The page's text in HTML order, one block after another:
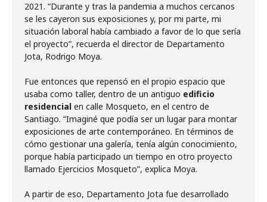
2021. “Durante y tras la pandemia a muchos cercanos
se les cayeron sus exposiciones y, por mi parte, mi
situación laboral había cambiado a favor de lo que sería
el proyecto”, recuerda el director de Departamento
Jota, Rodrigo Moya.
Fue entonces que repensó en el propio espacio que
usaba como taller, dentro de un antiguo edificio
residencial en calle Mosqueto, en el centro de
Santiago. “Imaginé que podía ser un lugar para montar
exposiciones de arte contemporáneo. En términos de
cómo gestionar una galería, tenía algún conocimiento,
porque había participado un tiempo en otro proyecto
llamado Ejercicios Mosqueto”, explica Moya.
A partir de eso, Departamento Jota fue desarrollado